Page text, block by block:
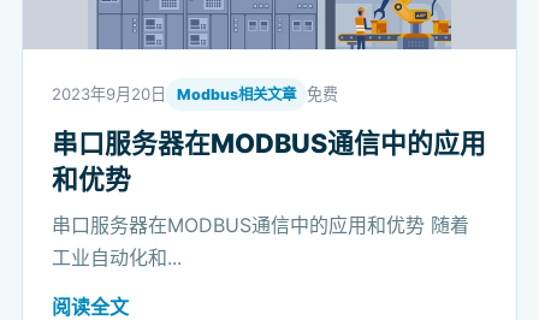
2023年9月20日 Modbus相关文章 免费
串口服务器在MODBUS通信中的应用
和优势
串口服务器在MODBUS通信中的应用和优势 随着
工业自动化和...
阅读全文